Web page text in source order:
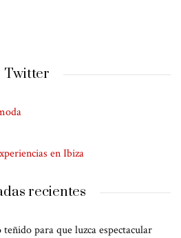
Twitter
en Ibiza
recientes
para que luzca espectacular